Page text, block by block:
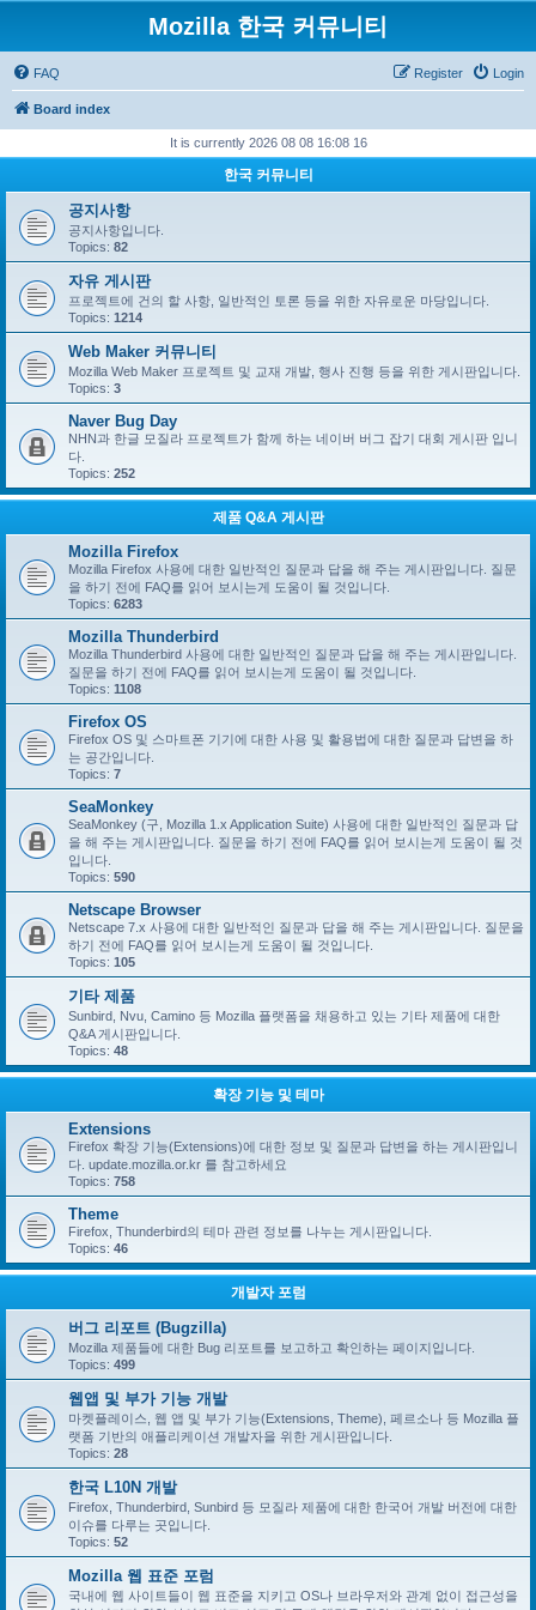
Mozilla 한국 커뮤니티
FAQ Login
Register
Board index
It is currently 2026 08 08 16:08 16
한국 커뮤니티
공지사항
공지사항입니다.
Topics: 82
자유 게시판
프로젝트에 건의 할 사항, 일반적인 토론 등을 위한 자유로운 마당입니다.
Topics: 1214
Web Maker 커뮤니티
Mozilla Web Maker 프로젝트 및 교재 개발, 행사 진행 등을 위한 게시판입니다.
Topics: 3
Naver Bug Day
NHN과 한글 모질라 프로젝트가 함께 하는 네이버 버그 잡기 대회 게시판 입니
다.
Topics: 252
제품 Q&A 게시판
Mozilla Firefox
Mozilla Firefox 사용에 대한 일반적인 질문과 답을 해 주는 게시판입니다. 질문
을 하기 전에 FAQ를 읽어 보시는게 도움이 될 것입니다.
Topics: 6283
Mozilla Thunderbird
Mozilla Thunderbird 사용에 대한 일반적인 질문과 답을 해 주는 게시판입니다.
질문을 하기 전에 FAQ를 읽어 보시는게 도움이 될 것입니다.
Topics: 1108
Firefox OS
Firefox OS 및 스마트폰 기기에 대한 사용 및 활용법에 대한 질문과 답변을 하
는 공간입니다.
Topics: 7
SeaMonkey
SeaMonkey (구, Mozilla 1.x Application Suite) 사용에 대한 일반적인 질문과 답
을 해 주는 게시판입니다. 질문을 하기 전에 FAQ를 읽어 보시는게 도움이 될 것
입니다.
Topics: 590
Netscape Browser
Netscape 7.x 사용에 대한 일반적인 질문과 답을 해 주는 게시판입니다. 질문을
하기 전에 FAQ를 읽어 보시는게 도움이 될 것입니다.
Topics: 105
기타 제품
Sunbird, Nvu, Camino 등 Mozilla 플랫폼을 채용하고 있는 기타 제품에 대한
Q&A 게시판입니다.
Topics: 48
확장 기능 및 테마
Extensions
Firefox 확장 기능(Extensions)에 대한 정보 및 질문과 답변을 하는 게시판입니
다. update.mozilla.or.kr 를 참고하세요
Topics: 758
Theme
Firefox, Thunderbird의 테마 관련 정보를 나누는 게시판입니다.
Topics: 46
개발자 포럼
버그 리포트 (Bugzilla)
Mozilla 제품들에 대한 Bug 리포트를 보고하고 확인하는 페이지입니다.
Topics: 499
웹앱 및 부가 기능 개발
마켓플레이스, 웹 앱 및 부가 기능(Extensions, Theme), 페르소나 등 Mozilla 플
랫폼 기반의 애플리케이션 개발자을 위한 게시판입니다.
Topics: 28
한국 L10N 개발
Firefox, Thunderbird, Sunbird 등 모질라 제품에 대한 한국어 개발 버전에 대한
이슈를 다루는 곳입니다.
Topics: 52
Mozilla 웹 표준 포럼
국내에 웹 사이트들이 웹 표준을 지키고 OS나 브라우저와 관계 없이 접근성을